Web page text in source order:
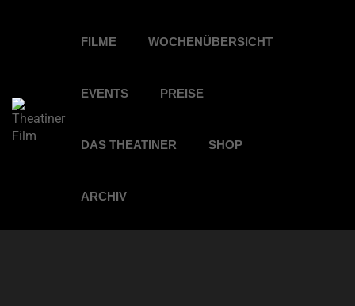
FILME WOCHENÜBERSICHT
EVENTS PREISE
DAS THEATINER SHOP
ARCHIV